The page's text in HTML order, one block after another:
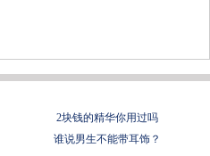
2块钱的精华你用过吗
谁说男生不能带耳饰？